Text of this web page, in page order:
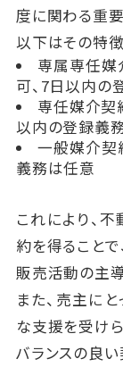
度に関わる重要
以下はその特
専属専任媒
可、7日以内の
専任媒介契
以内の登録義
一般媒介契
義務は任意
これにより、
約を得ることで
販売活動の主
また、売主に
な支援を受け
バランスの良い